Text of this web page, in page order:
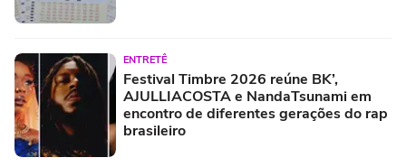
ENTRETÊ
Festival Timbre 2026 reúne BK’,
AJULLIACOSTA e NandaTsunami em
encontro de diferentes gerações do rap
brasileiro